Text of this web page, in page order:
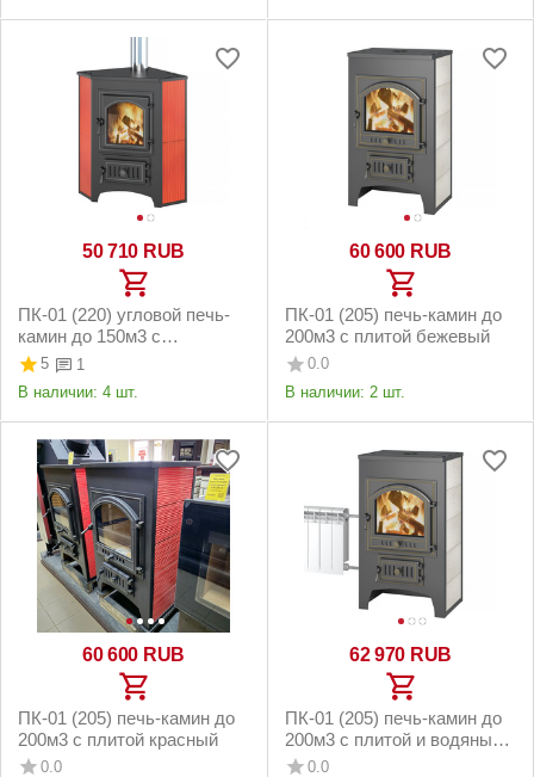
50 710 RUB
ПК-01 (220) угловой печь-
камин до 150м3 с
конфоркой красный
5
1
В наличии: 4 шт.
60 600 RUB
ПК-01 (205) печь-камин до
200м3 с плитой бежевый
0.0
В наличии: 2 шт.
60 600 RUB
ПК-01 (205) печь-камин до
200м3 с плитой красный
0.0
62 970 RUB
ПК-01 (205) печь-камин до
200м3 с плитой и водяным
контуром бежевый
0.0